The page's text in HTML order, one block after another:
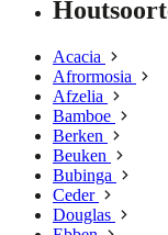
Acacia
Afrormosia
Afzelia
Bamboe
Berken
Beuken
Bubinga
Ceder
Douglas